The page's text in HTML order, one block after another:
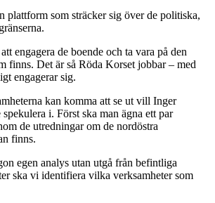
plattform som sträcker sig över de politiska,
engagera de boende och ta vara på den
finns. Det är så Röda Korset jobbar – med
engagerar sig.
kan komma att se ut vill Inger
i. Först ska man ägna ett par
de utredningar om de nordöstra
finns.
egen analys utan utgå från befintliga
ska vi identifiera vilka verksamheter som